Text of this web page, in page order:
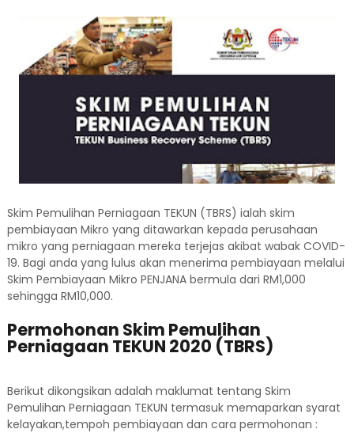
Skim Pemulihan Perniagaan TEKUN (TBRS) ialah skim
pembiayaan Mikro yang ditawarkan kepada perusahaan
mikro yang perniagaan mereka terjejas akibat wabak COVID-
19. Bagi anda yang lulus akan menerima pembiayaan melalui
Skim Pembiayaan Mikro PENJANA bermula dari RM1,000
sehingga RM10,000.
Permohonan Skim Pemulihan
Perniagaan TEKUN 2020 (TBRS)
Berikut dikongsikan adalah maklumat tentang Skim
Pemulihan Perniagaan TEKUN termasuk memaparkan syarat
kelayakan,tempoh pembiayaan dan cara permohonan :